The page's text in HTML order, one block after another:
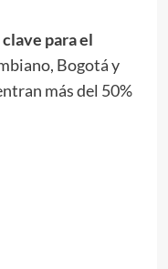
para el
Bogotá y
más del 50%